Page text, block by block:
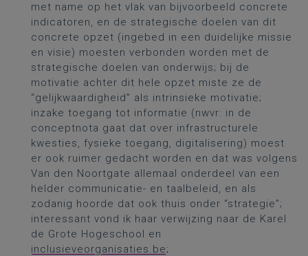
met name op het vlak van bijvoorbeeld concrete
indicatoren, en de strategische doelen van dit
concrete opzet (ingebed in een duidelijke missie
en visie) moesten verbonden worden met de
strategische doelen van onderwijs; bij de
motivatie achter dit hele opzet miste ze de
“gelijkwaardigheid” als intrinsieke motivatie;
inzake toegang tot informatie (nwvr: in de
conceptnota gaat dat over infrastructurele
kwesties, fysieke toegang, digitalisering) moest
er ook ruimer gedacht worden en dat was volgens
Van den Noortgate allemaal onderdeel van een
helder communicatie- en taalbeleid, en als
zodanig hoorde dat ook thuis onder “strategie”;
interessant vond ik haar verwijzing naar de Karel
de Grote Hogeschool en
inclusieveorganisaties.be;